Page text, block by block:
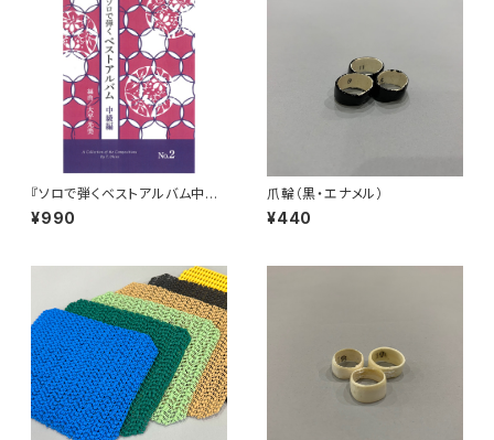
『ソロで弾くベストアルバム中級
編 No.2』
¥990
爪輪（黒・エナメル）
¥440